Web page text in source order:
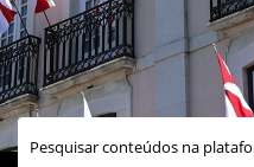
links úteis